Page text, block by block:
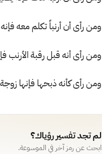
ومن رأى أن أرنباً تكلم معه
ومن رأى أنه قبل رقبة الأرنب
ومن رأى كأنه ذبحها فإنها
لم تجد تفسير رؤياك؟
ابحث عن رمز آخر في الموسوعة.